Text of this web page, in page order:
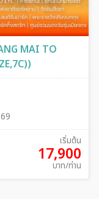
เริ่มต้น
17,900
บาท/ท่าน